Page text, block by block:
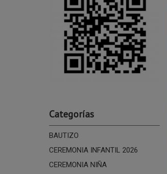
Categorías
BAUTIZO
CEREMONIA INFANTIL 2026
CEREMONIA NIÑA